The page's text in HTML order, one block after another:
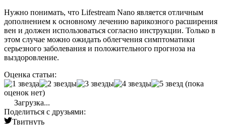
Нужно понимать, что Lifestream Nano является отличным
дополнением к основному лечению варикозного расширения
вен и должен использоваться согласно инструкции. Только в
этом случае можно ожидать облегчения симптоматики
серьезного заболевания и положительного прогноза на
выздоровление.
Оценка статьи:
(пока
оценок нет)
Загрузка...
Поделиться с друзьями:
Твитнуть